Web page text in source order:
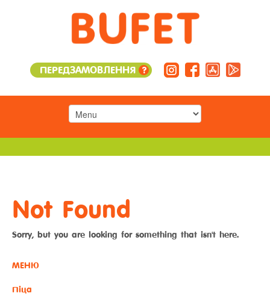
ПЕРЕДЗАМОВЛЕННЯ ?
Not Found
Sorry, but you are looking for something that isn't here.
МЕНЮ
Піца